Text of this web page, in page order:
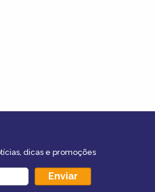
dicas e promoções